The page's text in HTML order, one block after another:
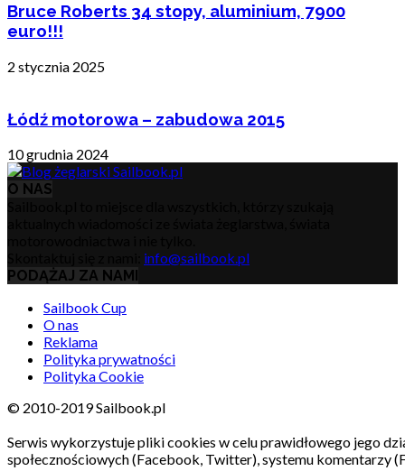
Bruce Roberts 34 stopy, aluminium, 7900
euro!!!
2 stycznia 2025
Łódź motorowa – zabudowa 2015
10 grudnia 2024
O NAS
info@sailbook.pl
PODĄŻAJ ZA NAMI
Sailbook Cup
O nas
Reklama
Polityka prywatności
Polityka Cookie
© 2010-2019 Sailbook.pl
Serwis wykorzystuje pliki cookies w celu prawidłowego jego
społecznościowych (Facebook, Twitter), systemu komentarzy